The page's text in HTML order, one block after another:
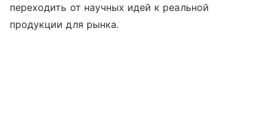
переходить от научных идей к реальной
продукции для рынка.